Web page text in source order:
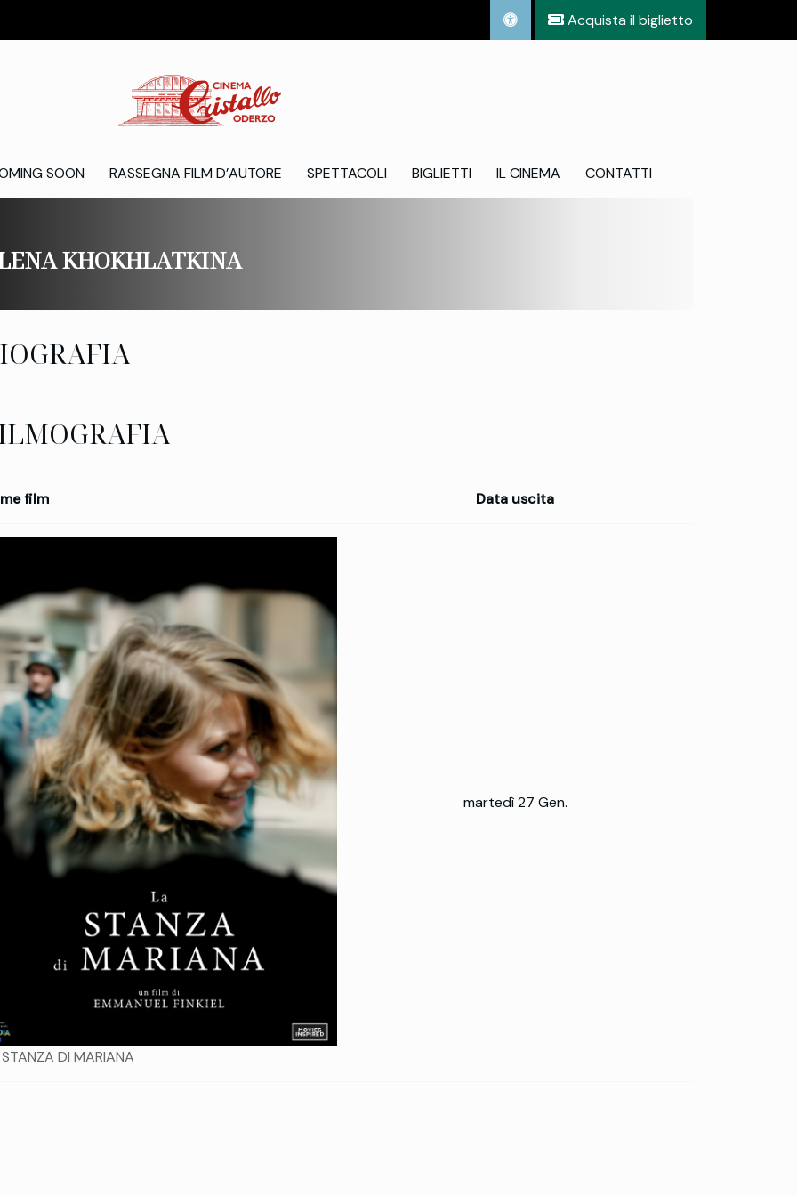
Acquista il biglietto
SOON RASSEGNA FILM D’AUTORE SPETTACOLI BIGLIETTI IL CINEMA CONTATTI
KHOKHLATKINA
film Data uscita
DI MARIANA
martedì 27 Gen.